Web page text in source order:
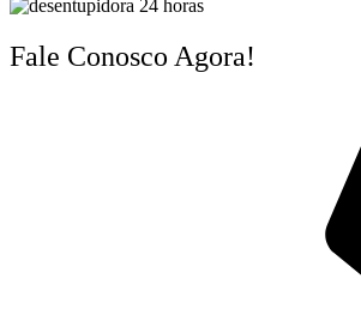
Fale Conosco Agora!